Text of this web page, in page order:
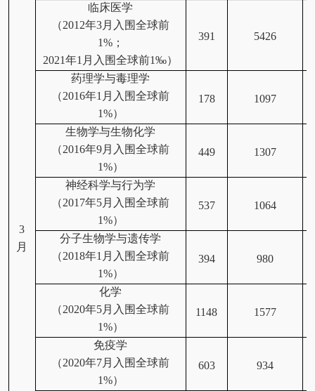
3
月
临床医学
（2012年3月入围全球前
1%；
2021年1月入围全球前1‰）
391 5426
药理学与毒理学
（2016年1月入围全球前
1%）
178 1097
生物学与生物化学
（2016年9月入围全球前
1%）
449 1307
神经科学与行为学
（2017年5月入围全球前
1%）
537 1064
分子生物学与遗传学
（2018年1月入围全球前
1%）
394 980
化学
（2020年5月入围全球前
1%）
1148 1577
免疫学
（2020年7月入围全球前
1%）
603 934